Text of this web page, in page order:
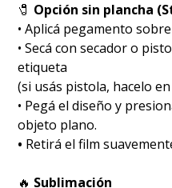
🧷 Opción sin plancha
• Aplicá pegamento
• Secá con secador o
etiqueta
(si usás pistola, hacelo
• Pegá el diseño y
objeto plano.
• Retirá el film
🔥 Sublimación